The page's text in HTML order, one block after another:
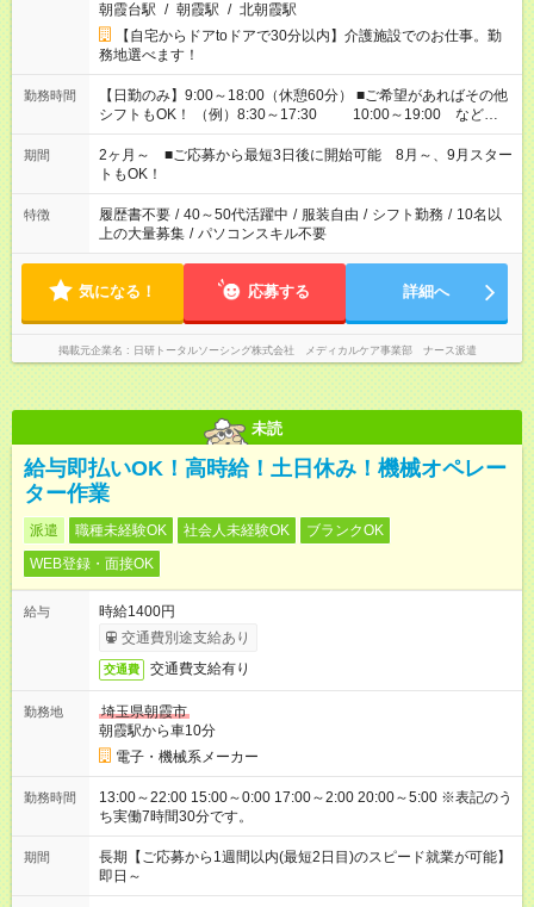
朝霞台駅 / 朝霞駅 / 北朝霞駅
【自宅からドアtoドアで30分以内】介護施設でのお仕事。勤
務地選べます！
勤務時間
【日勤のみ】9:00～18:00（休憩60分） ■ご希望があればその他
シフトもOK！ （例）8:30～17:30 10:00～19:00 など
「家族とお休みを合わせたい」 「余裕を持って夕飯の準備がし
たい」 「できれば残業はしたくない」 など、ご希望があれば教
えてくださいね。 ※Wワーク希望の方へ 今ご覧のお仕事で希望
する勤務時間と、もう1つのお仕事の勤務時間。 合計で週40時
間を超える場合は応募できません
期間
2ヶ月～ ■ご応募から最短3日後に開始可能 8月～、9月スター
トもOK！
特徴 履歴書不要 / 40～50代活躍中 / 服装自由 / シフト勤務 / 10名以
上の大量募集 / パソコンスキル不要
気になる！ 応募する 詳細へ
掲載元企業名 日研トータルソーシング株式会社 メディカルケア事業部 ナース派遣
未読
給与即払いOK！高時給！土日休み！機械オペレー
ター作業
派遣 職種未経験OK 社会人未経験OK
ブランクOK
WEB登録・面接OK
給与
時給1400円
交通費別途支給あり
交通費 交通費支給有り
勤務地
埼玉県朝霞市
朝霞駅から車10分
電子・機械系メーカー
勤務時間
13:00～22:00 15:00～0:00 17:00～2:00 20:00～5:00 ※表記のう
ち実働7時間30分です。
期間
長期【ご応募から1週間以内(最短2日目)のスピード就業が可能】
即日～